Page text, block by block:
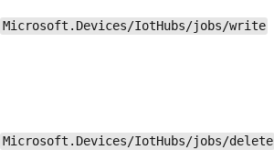
Microsoft.Devices/IotHubs/jobs/write
Microsoft.Devices/IotHubs/jobs/delete